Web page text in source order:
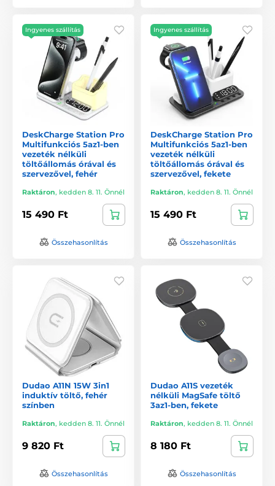
Ingyenes szállítás
DeskCharge Station Pro
Multifunkciós 5az1-ben
vezeték nélküli
töltőállomás órával és
szervezővel, fehér
Raktáron, kedden 8. 11. Önnél
15 490 Ft
Összehasonlítás
Ingyenes szállítás
DeskCharge Station Pro
Multifunkciós 5az1-ben
vezeték nélküli
töltőállomás órával és
szervezővel, fekete
Raktáron, kedden 8. 11. Önnél
15 490 Ft
Összehasonlítás
Dudao A11N 15W 3in1
induktív töltő, fehér
színben
Raktáron, kedden 8. 11. Önnél
9 820 Ft
Összehasonlítás
Dudao A11S vezeték
nélküli MagSafe töltő
3az1-ben, fekete
Raktáron, kedden 8. 11. Önnél
8 180 Ft
Összehasonlítás